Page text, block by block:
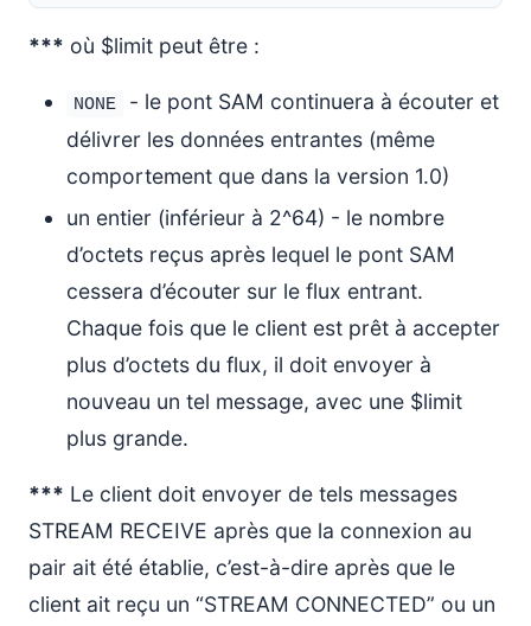
*** où $limit peut être :
NONE
- le pont SAM continuera à écouter et
délivrer les données entrantes (même
comportement que dans la version 1.0)
un entier (inférieur à 2^64) - le nombre
d’octets reçus après lequel le pont SAM
cessera d’écouter sur le flux entrant.
Chaque fois que le client est prêt à accepter
plus d’octets du flux, il doit envoyer à
nouveau un tel message, avec une $limit
plus grande.
*** Le client doit envoyer de tels messages
STREAM RECEIVE après que la connexion au
pair ait été établie, c’est-à-dire après que le
client ait reçu un “STREAM CONNECTED” ou un